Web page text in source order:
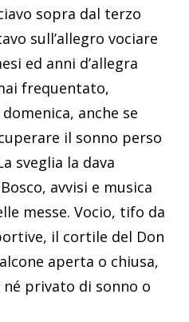
sopra dal terzo
sull’allegro vociare
ed anni d’allegra
frequentato,
anche se
il sonno perso
sveglia la dava
avvisi e musica
messe. Vocio, tifo da
il cortile del Don
aperta o chiusa,
privato di sonno o